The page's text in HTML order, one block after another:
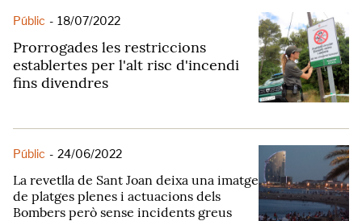
Públic - 18/07/2022
Prorrogades les restriccions
establertes per l'alt risc d'incendi
fins divendres
Públic - 24/06/2022
La revetlla de Sant Joan deixa una imatge
de platges plenes i actuacions dels
Bombers però sense incidents greus